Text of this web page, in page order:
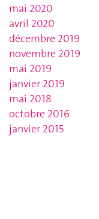
mai 2020
avril 2020
décembre 2019
novembre 2019
mai 2019
janvier 2019
mai 2018
octobre 2016
janvier 2015